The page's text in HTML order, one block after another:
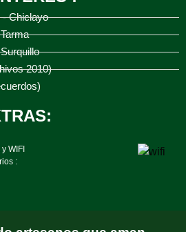
- Chiclayo
2010)
WIFI
: